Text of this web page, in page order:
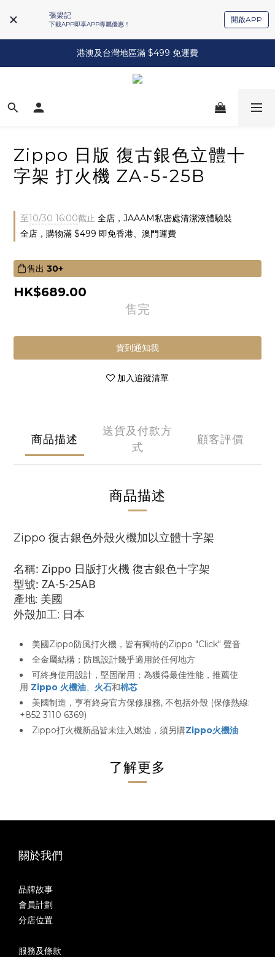
張梁記
下載APP即享APP專屬優惠！
開啟APP
港澳及台灣地區滿 $499 免運費
Zippo 日版 復古銀色立體十
字架 打火機 ZA-5-25B
至10/30 16:00截止 全店，JAAAM私密處清潔液體驗裝
全店，購物滿 $499 即免香港、澳門運費
售出 30+
HK$689.00
售完
貨到通知我
加入追蹤清單
商品描述
送貨及付款方
式
顧客評價
商品描述
Zippo 復古銀色外殼火機加以立體十字架
名稱: Zippo 日版打火機 復古銀色十字架
型號: ZA-5-25AB
產地: 美國
外殼加工: 日本
美國Zippo防風打火機，皆有獨特的Zippo "Click" 聲音
全金屬結構；防風設計幾乎適用於任何地方
可終身使用設計，堅固耐用；為獲得最佳性能，推薦使
用 Zippo 火機油、 火石和棉芯
美國制造，亨有終身官方保修服務, 不包括外殼 (保修熱線:
+852 3110 6369)
Zippo打火機新品皆未注入燃油，須另購Zippo火機油
了解更多
關於我們
品牌故事
會員計劃
分店位置
服務及條款